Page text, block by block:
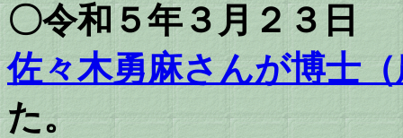
〇令和５年３月２３日
佐々木勇麻さんが博士
た。